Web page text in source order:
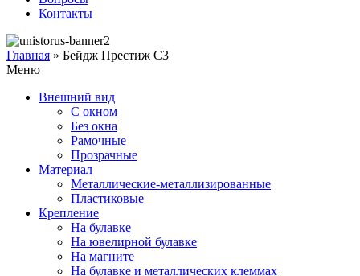
Контакты
Главная » Бейдж Престиж С3
Меню
Внешний вид
С окном
Без окна
Рамочные
Прозрачные
Материал
Металлические-металлизированные
Пластиковые
Крепление
На булавке
На ювелирной булавке
На магните
На булавке и металлических клеммах